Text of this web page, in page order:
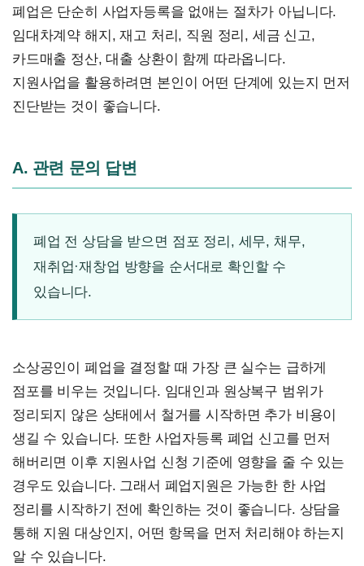
폐업은 단순히 사업자등록을 없애는 절차가 아닙니다.
임대차계약 해지, 재고 처리, 직원 정리, 세금 신고,
카드매출 정산, 대출 상환이 함께 따라옵니다.
지원사업을 활용하려면 본인이 어떤 단계에 있는지 먼저
진단받는 것이 좋습니다.
A. 관련 문의 답변
폐업 전 상담을 받으면 점포 정리, 세무, 채무,
재취업·재창업 방향을 순서대로 확인할 수
있습니다.
소상공인이 폐업을 결정할 때 가장 큰 실수는 급하게
점포를 비우는 것입니다. 임대인과 원상복구 범위가
정리되지 않은 상태에서 철거를 시작하면 추가 비용이
생길 수 있습니다. 또한 사업자등록 폐업 신고를 먼저
해버리면 이후 지원사업 신청 기준에 영향을 줄 수 있는
경우도 있습니다. 그래서 폐업지원은 가능한 한 사업
정리를 시작하기 전에 확인하는 것이 좋습니다. 상담을
통해 지원 대상인지, 어떤 항목을 먼저 처리해야 하는지
알 수 있습니다.